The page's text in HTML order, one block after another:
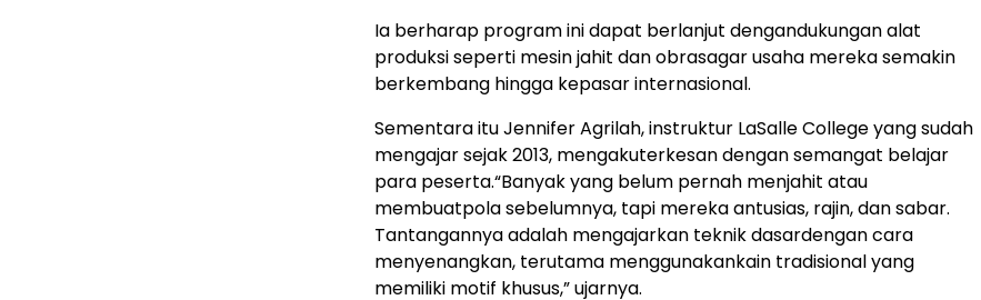
Ia berharap programinidapat berlanjut dengandukunganalat
produksiseperti mesinjahit danobrasagarusaha merekasemakin
berkembang hingga kepasarinternasional.
SementaraituJennifer Agrilah,instruktur LaSalle College yangsudah
mengajarsejak2013, mengakuterkesandengansemangat belajar
para peserta.“Banyak yang belum pernah menjahit atau
membuatpolasebelumnya, tapi merekaantusias, rajin, dansabar.
Tantangannyaadalah mengajarkan teknikdasardengancara
menyenangkan, terutama menggunakankain tradisionalyang
memiliki motif khusus,”ujarnya.